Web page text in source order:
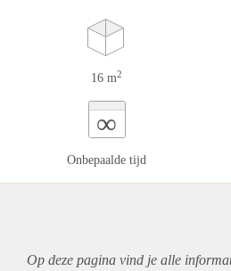
16 m2
∞
Onbepaalde tijd
Op deze pagina vind je alle